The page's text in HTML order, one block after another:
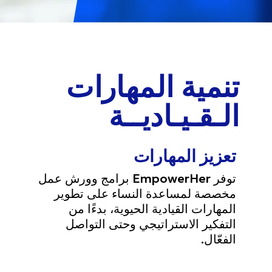
تنمية المهارات
الـقـيـاديــة
تعزيز المهارات
توفر EmpowerHer برامج وورش عمل
مخصصة لمساعدة النساء على تطوير
المهارات القيادية الحيوية، بدءًا من
التفكير الاستراتيجي وحتى التواصل
الفعّال.